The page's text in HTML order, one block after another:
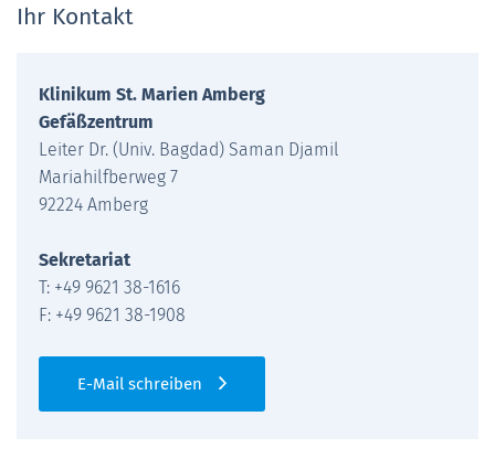
Ihr Kontakt
Klinikum St. Marien Amberg
Gefäßzentrum
Leiter Dr. (Univ. Bagdad) Saman Djamil
Mariahilfberweg 7
92224 Amberg
Sekretariat
T: +49 9621 38-1616
F: +49 9621 38-1908
E-Mail schreiben